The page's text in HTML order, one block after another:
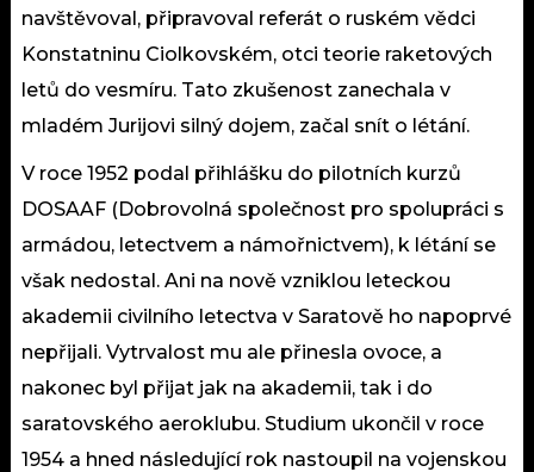
navštěvoval, připravoval referát o ruském vědci
Konstatninu Ciolkovském, otci teorie raketových
letů do vesmíru. Tato zkušenost zanechala v
mladém Jurijovi silný dojem, začal snít o létání.
V roce 1952 podal přihlášku do pilotních kurzů
DOSAAF (Dobrovolná společnost pro spolupráci s
armádou, letectvem a námořnictvem), k létání se
však nedostal. Ani na nově vzniklou leteckou
akademii civilního letectva v Saratově ho napoprvé
nepřijali. Vytrvalost mu ale přinesla ovoce, a
nakonec byl přijat jak na akademii, tak i do
saratovského aeroklubu. Studium ukončil v roce
1954 a hned následující rok nastoupil na vojenskou